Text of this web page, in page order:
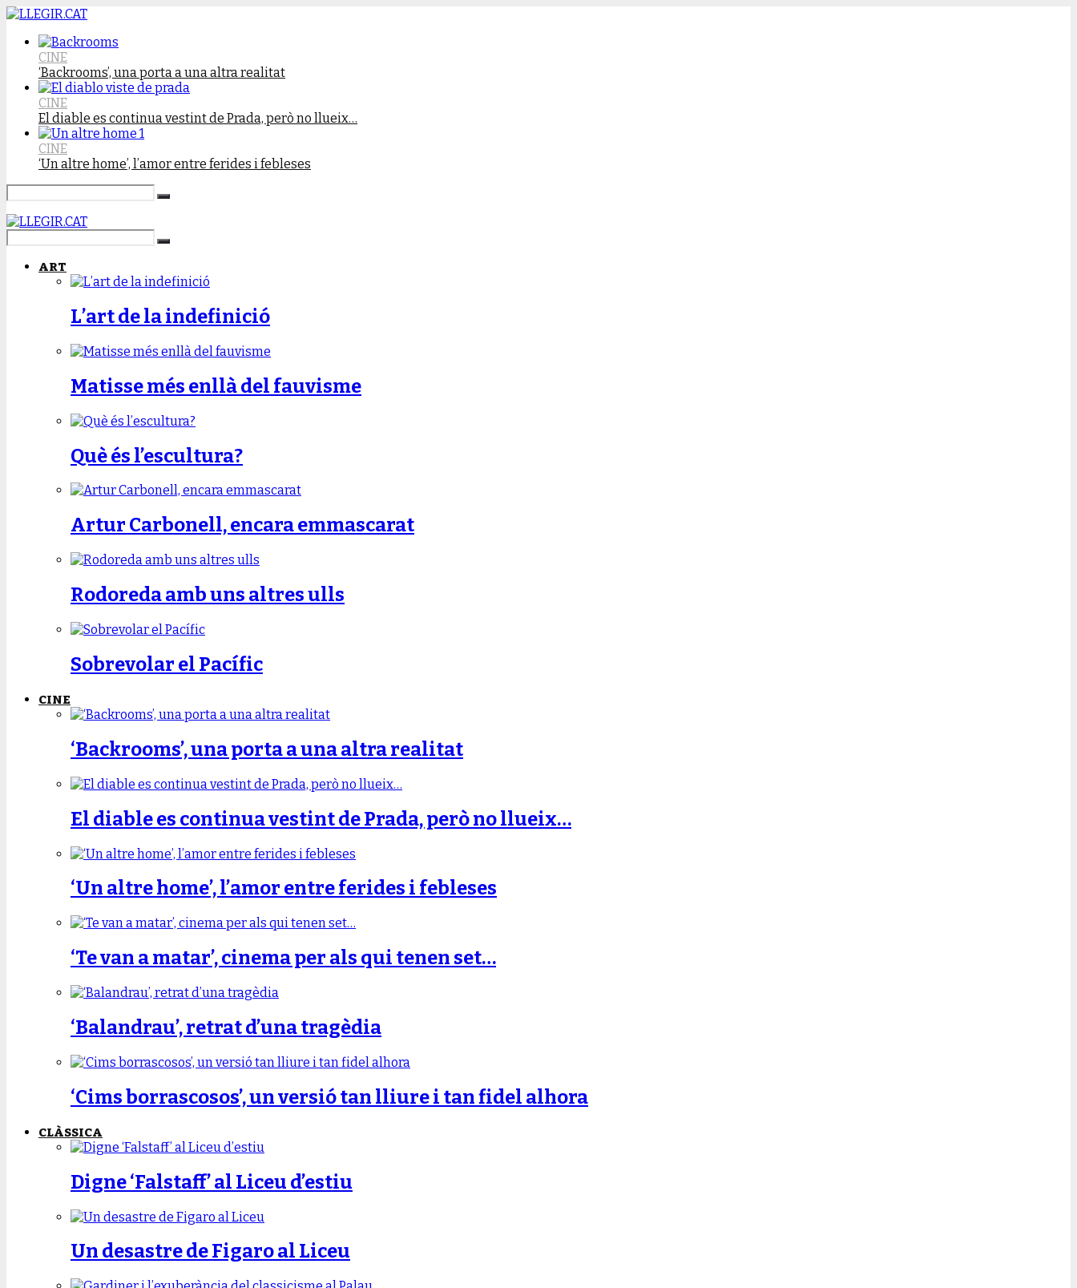
CINE
‘Backrooms’, una porta a una altra realitat
CINE
El diable es continua vestint de Prada, però no llueix…
CINE
‘Un altre home’, l’amor entre ferides i febleses
ART
L’art de la indefinició
Matisse més enllà del fauvisme
Què és l’escultura?
Artur Carbonell, encara emmascarat
Rodoreda amb uns altres ulls
Sobrevolar el Pacífic
CINE
‘Backrooms’, una porta a una altra realitat
El diable es continua vestint de Prada, però no llueix…
‘Un altre home’, l’amor entre ferides i febleses
‘Te van a matar’, cinema per als qui tenen set…
‘Balandrau’, retrat d’una tragèdia
‘Cims borrascosos’, un versió tan lliure i tan fidel alhora
CLÀSSICA
Digne ‘Falstaff’ al Liceu d’estiu
Un desastre de Figaro al Liceu